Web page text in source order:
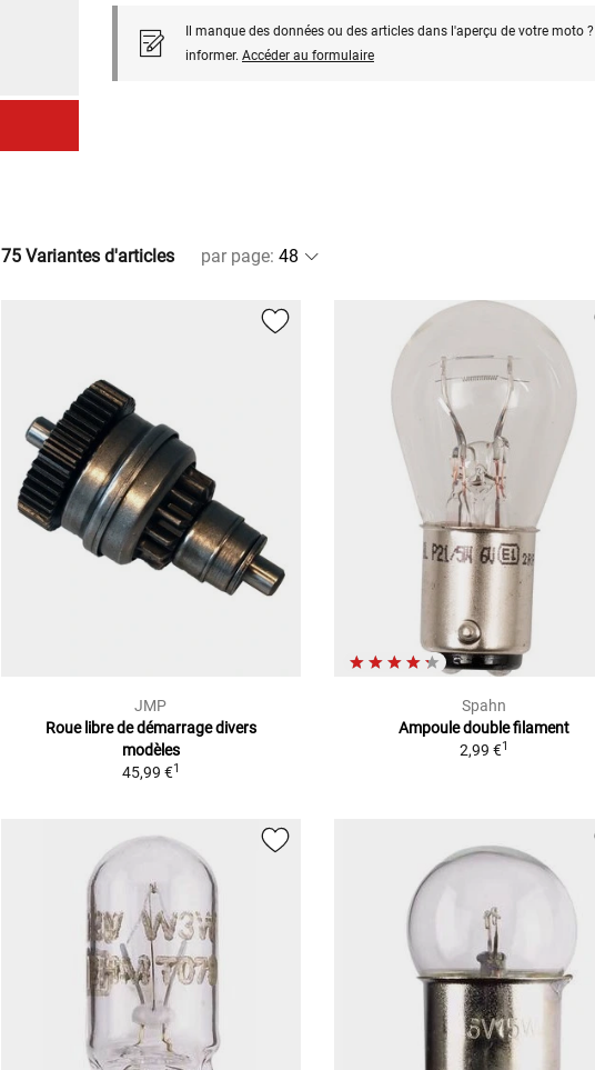
Il manque des données ou des articles dans l'aperçu de votre moto
informer. Accéder au formulaire
75 Variantes d'articles par page:
JMP
Roue libre de démarrage divers
modèles
45,99 €1
Spahn
Ampoule double filament
2,99 €1